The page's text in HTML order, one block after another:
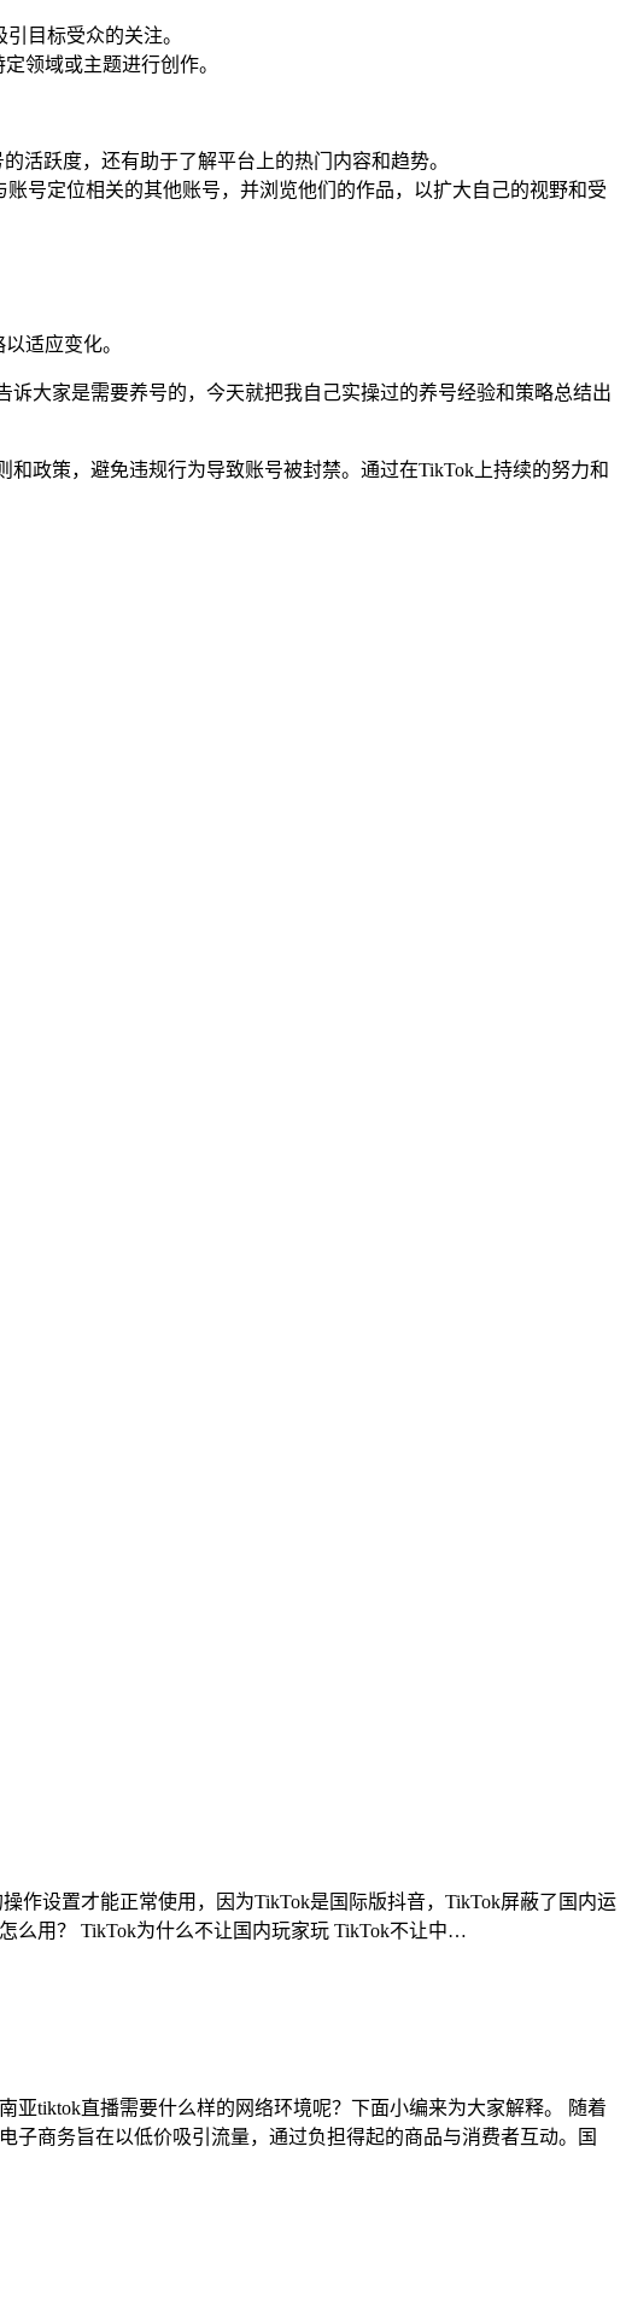
目标受众的关注。
领域或主题进行创作。
活跃度，还有助于了解平台上的热门内容和趋势。
号定位相关的其他账号，并浏览他们的作品，以扩大自己的视野和受
适应变化。
大家是需要养号的，今天就把我自己实操过的养号经验和策略总结出
政策，避免违规行为导致账号被封禁。通过在TikTok上持续的努力和
作设置才能正常使用，因为TikTok是国际版抖音，TikTok屏蔽了国内运
么用？ TikTok为什么不让国内玩家玩 TikTok不让中…
亚tiktok直播需要什么样的网络环境呢？下面小编来为大家解释。 随着
商务旨在以低价吸引流量，通过负担得起的商品与消费者互动。国